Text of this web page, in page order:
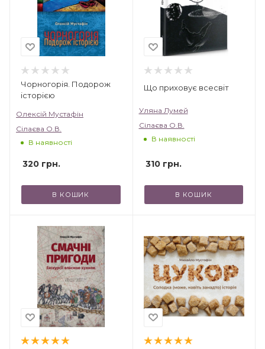
Чорногорія. Подорож
історією
Олексій Мустафін
Сілаєва О.В.
В наявності
320 грн.
В КОШИК
Що приховує всесвіт
Уляна Лумей
Сілаєва О.В.
В наявності
310грн.
В КОШИК